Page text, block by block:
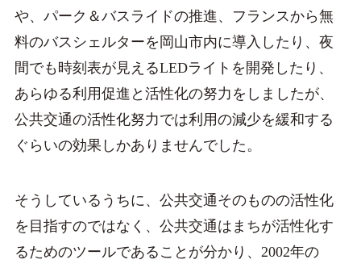
や、パーク＆バスライドの推進、フランスから無
料のバスシェルターを岡山市内に導入したり、夜
間でも時刻表が見えるLEDライトを開発したり、
あらゆる利用促進と活性化の努力をしましたが、
公共交通の活性化努力では利用の減少を緩和する
ぐらいの効果しかありませんでした。
そうしているうちに、公共交通そのものの活性化
を目指すのではなく、公共交通はまちが活性化す
るためのツールであることが分かり、2002年の